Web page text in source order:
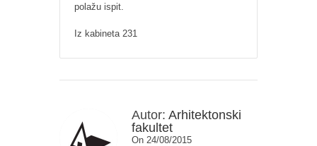
polažu ispit.
Iz kabineta 231
Autor: Arhitektonski
fakultet
On 24/08/2015